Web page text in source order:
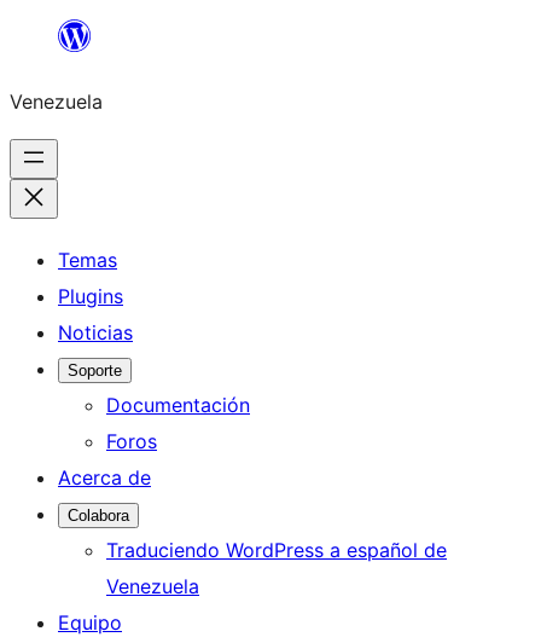
Saltar
contenido
Venezuela
Temas
Plugins
Noticias
Soporte
Documentación
Foros
Acerca de
Colabora
Traduciendo WordPress a español de
Venezuela
Equipo